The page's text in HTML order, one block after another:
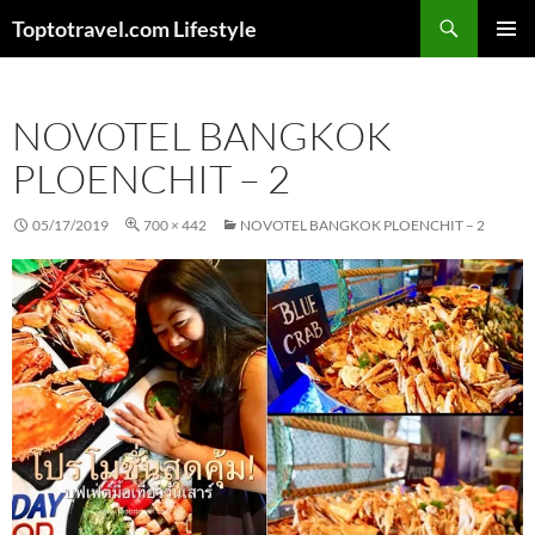
Toptotravel.com Lifestyle
NOVOTEL BANGKOK
PLOENCHIT – 2
05/17/2019 700 × 442 NOVOTEL BANGKOK PLOENCHIT – 2